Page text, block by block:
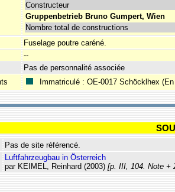
Constructeur
Gruppenbetrieb Bruno Gumpert, Wien
Nombre total de constructions
Fuselage poutre caréné.
--
Pas de personnalité associée
Immatriculé : OE-0017 Schöcklhex
Pas de site référencé.
Luftfahrzeugbau in Österreich
par KEIMEL, Reinhard (2003) [p. III, 104. Note +